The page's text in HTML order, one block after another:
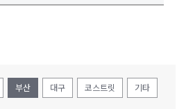
부산 대구 코스트릿 기타